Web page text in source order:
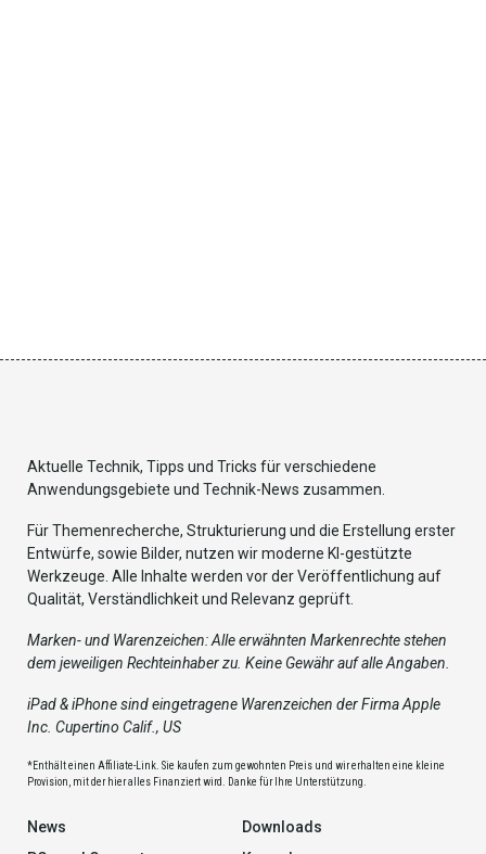
Aktuelle Technik, Tipps und Tricks für verschiedene
Anwendungsgebiete und Technik-News zusammen.
Für Themenrecherche, Strukturierung und die Erstellung erster
Entwürfe, sowie Bilder, nutzen wir moderne KI-gestützte
Werkzeuge. Alle Inhalte werden vor der Veröffentlichung auf
Qualität, Verständlichkeit und Relevanz geprüft.
Marken- und Warenzeichen: Alle erwähnten Markenrechte stehen
dem jeweiligen Rechteinhaber zu. Keine Gewähr auf alle Angaben.
iPad & iPhone sind eingetragene Warenzeichen der Firma Apple
Inc. Cupertino Calif., US
*Enthält einen Affiliate-Link. Sie kaufen zum gewohnten Preis und wir erhalten eine kleine
Provision, mit der hier alles Finanziert wird. Danke für Ihre Unterstützung.
News
Downloads